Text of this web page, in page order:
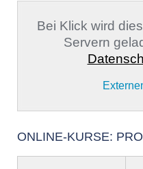
Bei Klick wird
Servern
ONLINE-KURSE: